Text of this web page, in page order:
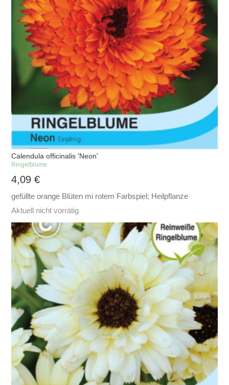
Calendula officinalis 'Neon'
Ringelblume
4,09€
gefüllte orange Blüten mi rotem Farbspiel; Heilpflanze
Aktuell nicht vorrätig